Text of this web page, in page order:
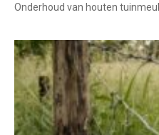
Onderhoud van houten